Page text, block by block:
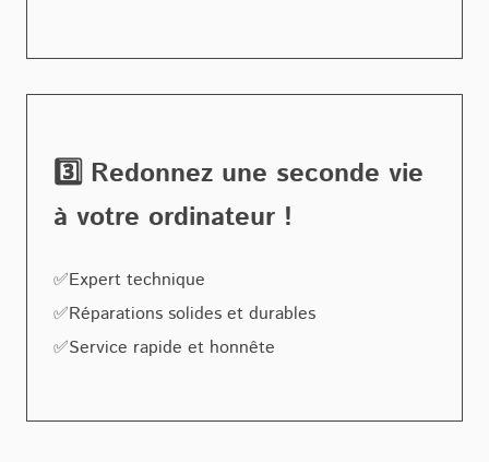
3️⃣ Redonnez une seconde vie
à votre ordinateur !
✅Expert technique
✅Réparations solides et durables
✅Service rapide et honnête